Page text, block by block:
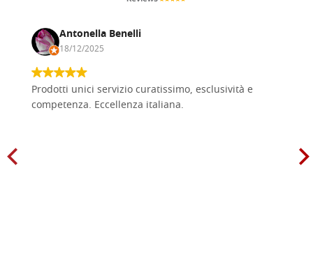
Antonella Benelli
18/12/2025
Prodotti unici servizio curatissimo, esclusività e
competenza. Eccellenza italiana.